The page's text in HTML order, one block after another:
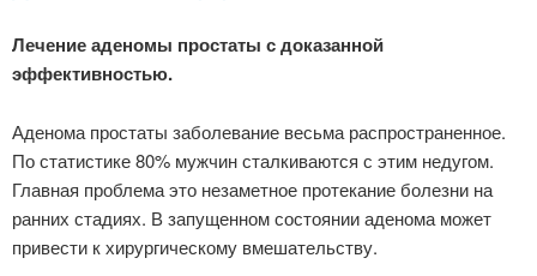
Лечение аденомы простаты с доказанной
эффективностью.
Аденома простаты заболевание весьма распространенное.
По статистике 80% мужчин сталкиваются с этим недугом.
Главная проблема это незаметное протекание болезни на
ранних стадиях. В запущенном состоянии аденома может
привести к хирургическому вмешательству.